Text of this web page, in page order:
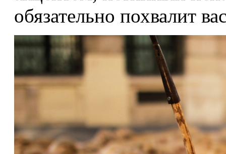
обязательно похвалит